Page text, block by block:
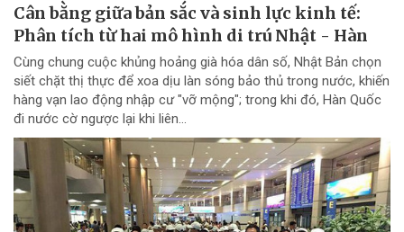
Cân bằng giữa bản sắc và sinh lực kinh tế:
Phân tích từ hai mô hình di trú Nhật - Hàn
Cùng chung cuộc khủng hoảng già hóa dân số, Nhật Bản chọn
siết chặt thị thực để xoa dịu làn sóng bảo thủ trong nước, khiến
hàng vạn lao động nhập cư "vỡ mộng"; trong khi đó, Hàn Quốc
đi nước cờ ngược lại khi liên...